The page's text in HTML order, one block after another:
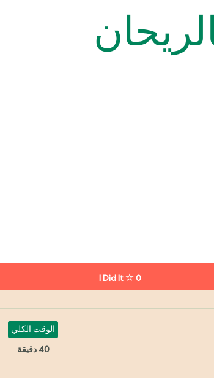
I Did It 0
الوقت الكلي
40 دقيقة